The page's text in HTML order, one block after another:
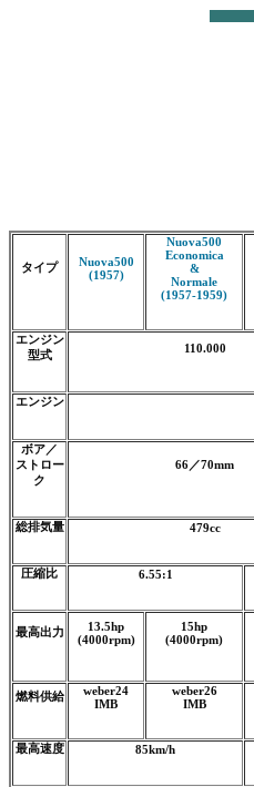
タイプ
Nuova500
(1957)
Nuova500
Economica
&
Normale
(1957-1959)
エンジン
型式
110.000
エンジン
ボア／
ストロー
ク
66／70mm
総排気量 479cc
圧縮比 6.55:1
最高出力
13.5hp
(4000rpm)
15hp
(4000rpm)
燃料供給
weber24
IMB
weber26
IMB
最高速度 85km/h